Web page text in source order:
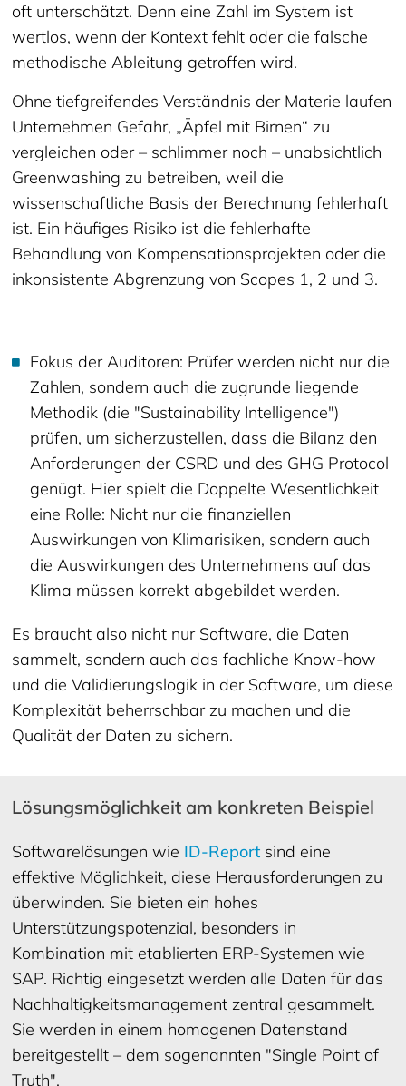
oft unterschätzt. Denn eine Zahl im System ist
wertlos, wenn der Kontext fehlt oder die falsche
methodische Ableitung getroffen wird.
Ohne tiefgreifendes Verständnis der Materie laufen
Unternehmen Gefahr, „Äpfel mit Birnen“ zu
vergleichen oder – schlimmer noch – unabsichtlich
Greenwashing zu betreiben, weil die
wissenschaftliche Basis der Berechnung fehlerhaft
ist. Ein häufiges Risiko ist die fehlerhafte
Behandlung von Kompensationsprojekten oder die
inkonsistente Abgrenzung von Scopes 1, 2 und 3.
Fokus der Auditoren: Prüfer werden nicht nur die
Zahlen, sondern auch die zugrunde liegende
Methodik (die "Sustainability Intelligence")
prüfen, um sicherzustellen, dass die Bilanz den
Anforderungen der CSRD und des GHG Protocol
genügt. Hier spielt die Doppelte Wesentlichkeit
eine Rolle: Nicht nur die finanziellen
Auswirkungen von Klimarisiken, sondern auch
die Auswirkungen des Unternehmens auf das
Klima müssen korrekt abgebildet werden.
Es braucht also nicht nur Software, die Daten
sammelt, sondern auch das fachliche Know-how
und die Validierungslogik in der Software, um diese
Komplexität beherrschbar zu machen und die
Qualität der Daten zu sichern.
Lösungsmöglichkeit am konkreten Beispiel
Softwarelösungen wie ID-Report sind eine
effektive Möglichkeit, diese Herausforderungen zu
überwinden. Sie bieten ein hohes
Unterstützungspotenzial, besonders in
Kombination mit etablierten ERP-Systemen wie
SAP. Richtig eingesetzt werden alle Daten für das
Nachhaltigkeitsmanagement zentral gesammelt.
Sie werden in einem homogenen Datenstand
bereitgestellt – dem sogenannten "Single Point of
Truth".